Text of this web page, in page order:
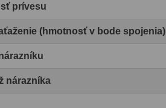
prívesu
(hmotnosť v bode spojenia)
nárazníka